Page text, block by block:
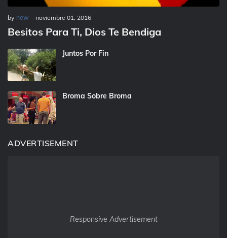
by new - noviembre 01, 2016
Besitos Para Ti, Dios Te Bendiga
Juntos Por Fin
Broma Sobre Broma
ADVERTISEMENT
Responsive Advertisement